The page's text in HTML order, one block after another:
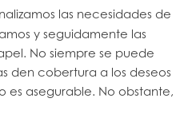
las necesidades de
y seguidamente las
No siempre se puede
den cobertura a los deseos
es asegurable. No obstante,